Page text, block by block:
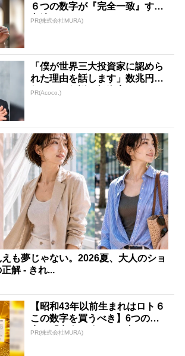
６つの数字が『完全一致』する
方法
PR(株式会社MURA)
「僕が世界三大投資家に認めら
れた理由を話します」数兆円を
任された伝説の投資家
PR(Acoco.)
も夢じゃない。2026夏、大人のショ
解 - きれ...
【昭和43年以前生まれはロト６
この数字を買うべき】6つの数
字が「完全一致」する方...
PR(株式会社MURA)